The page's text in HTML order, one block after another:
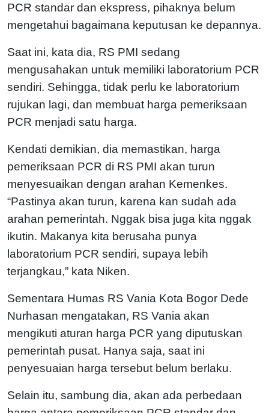
PCR standar dan ekspress, pihaknya belum
mengetahui bagaimana keputusan ke depannya.
Saat ini, kata dia, RS PMI sedang
mengusahakan untuk memiliki laboratorium PCR
sendiri. Sehingga, tidak perlu ke laboratorium
rujukan lagi, dan membuat harga pemeriksaan
PCR menjadi satu harga.
Kendati demikian, dia memastikan, harga
pemeriksaan PCR di RS PMI akan turun
menyesuaikan dengan arahan Kemenkes.
“Pastinya akan turun, karena kan sudah ada
arahan pemerintah. Nggak bisa juga kita nggak
ikutin. Makanya kita berusaha punya
laboratorium PCR sendiri, supaya lebih
terjangkau,” kata Niken.
Sementara Humas RS Vania Kota Bogor Dede
Nurhasan mengatakan, RS Vania akan
mengikuti aturan harga PCR yang diputuskan
pemerintah pusat. Hanya saja, saat ini
penyesuaian harga tersebut belum berlaku.
Selain itu, sambung dia, akan ada perbedaan